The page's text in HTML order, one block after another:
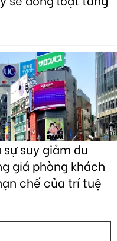
suy giảm du
giá phòng khách
chế của trí tuệ